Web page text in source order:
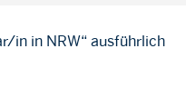
in in NRW“ ausführlich